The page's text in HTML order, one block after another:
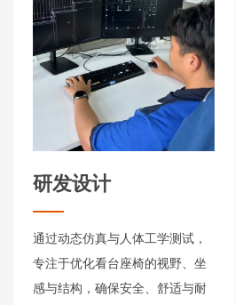
研发设计
通过动态仿真与人体工学测试，
专注于优化看台座椅的视野、坐
感与结构，确保安全、舒适与耐